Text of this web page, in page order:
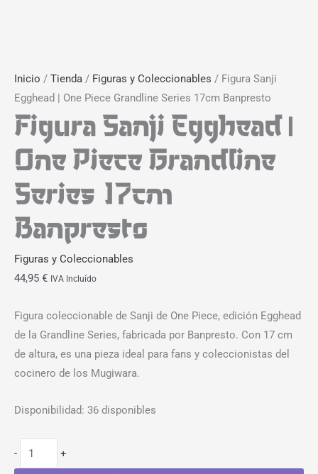
Inicio / Tienda / Figuras y Coleccionables / Figura Sanji
Egghead | One Piece Grandline Series 17cm Banpresto
Figura Sanji Egghead |
One Piece Grandline
Series 17cm
Banpresto
Figuras y Coleccionables
44,95 € IVA Incluído
Figura coleccionable de Sanji de One Piece, edición Egghead
de la Grandline Series, fabricada por Banpresto. Con 17 cm
de altura, es una pieza ideal para fans y coleccionistas del
cocinero de los Mugiwara.
Disponibilidad: 36 disponibles
- +